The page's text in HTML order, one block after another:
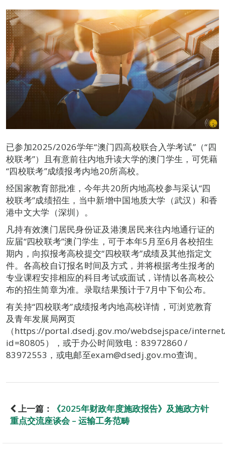
已参加2025/2026学年“澳门四高校联合入学考试”（“四
校联考”）且有意前往内地升读大学的澳门学生，可凭藉
“四校联考”成绩报考内地20所高校。
经国家教育部批准，今年共20所内地高校参与采认“四
校联考”成绩招生，当中新增中国地质大学（武汉）和香
港中文大学（深圳）。
凡持有效澳门居民身份证及港澳居民来往内地通行证的
应届“四校联考”澳门学生，可于本年5月至6月各校招生
期内，向拟报考高校提交“四校联考”成绩及其他指定文
件。各高校自订报名时间及方式，并将根据考生报考的
专业课程安排相应的科目考试或面试，详情以各高校公
布的招生简章为准。录取结果预计于7月中下旬公布。
有关持“四校联考”成绩报考内地高校详情，可浏览教育
及青年发展局网页
（https://portal.dsedj.gov.mo/webdsejspace/
id=80805），或于办公时间致电：83972860 /
83972553，或电邮至exam@dsedj.gov.mo查询。
上一篇：
《2025年财政年度施政报告》及施政方针
重点交流座谈会 – 运输工务范畴